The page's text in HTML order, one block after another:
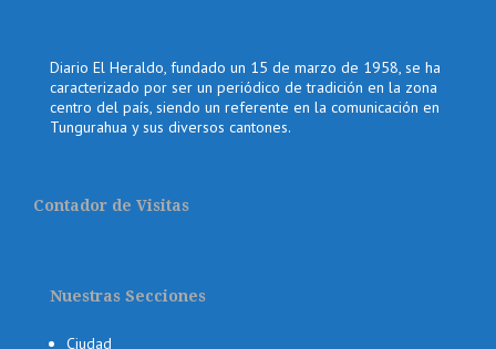
Diario El Heraldo, fundado un 15 de marzo de 1958, se ha
caracterizado por ser un periódico de tradición en la zona
centro del país, siendo un referente en la comunicación en
Tungurahua y sus diversos cantones.
Contador de Visitas
Nuestras Secciones
Ciudad